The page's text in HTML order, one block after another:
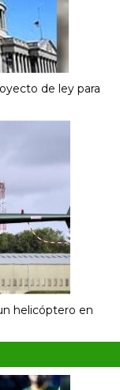
de ley para
helicóptero en